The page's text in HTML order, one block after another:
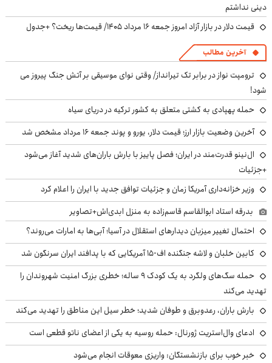
دینی نداشتم
قیمت دلار در بازار آزاد امروز جمعه ۱۶ مرداد ۱۴۰۵/ قیمت‌ها ریخت؟ +جدول
آخرین مطالب
ترومپت نواز در برابر تک تیرانداز/ وقتی نوای موسیقی بر آتش جنگ پیروز می
شود!
حمله پهپادی به کشتی متعلق به کشور ترکیه در دریای سیاه
آخرین وضعیت بازار ارز؛ قیمت دلار، یورو و پوند جمعه ۱۶ مرداد مشخص شد
ال‌نینو قدرت‌مند در ایران؛ فصل پاییز با بارش باران‌های شدید آغاز می‌شود
+جزئیات
وزیر خزانه‌داری آمریکا زمان و جزئیات توافق جدید با ایران را اعلام کرد
بدرقه استاد ابوالقاسم قاسم‌زاده به منزل ابدی‌اش+تصاویر
احتمال تغییر میزبان دیدارهای استقلال در آسیا؛ آبی‌ها به امارات می‌روند؟
کابین خلبان و لاشه جنگنده اف-۱۵ آمریکایی که با پدافند ایران سرنگون شد
حمله سگ‌های ولگرد به یک کودک ۹ ساله؛ خطری بزرگ امنیت شهروندان را
تهدید می‌کند
بارش باران، رعدوبرق و طوفان شدید؛ خطر سیل این مناطق را تهدید می‌کند
ادعای وال‌استریت ژورنال: حمله روسیه به یکی از اعضای ناتو قطعی است
خبر خوب برای بازنشستگان: واریزی معوقات انجام می‌شود